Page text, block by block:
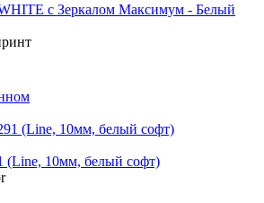
с Зеркалом Максимум - Белый
10мм, белый софт)